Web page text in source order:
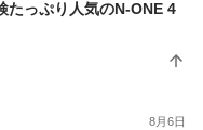
たっぷり人気のN-ONE 4
8月6日